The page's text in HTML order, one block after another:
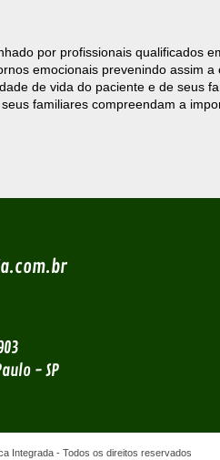
por profissionais qualificados
emocionais prevenindo assim a
de vida do paciente e de seus
familiares compreendam a
- SP
Integrada - Todos os direitos reservados